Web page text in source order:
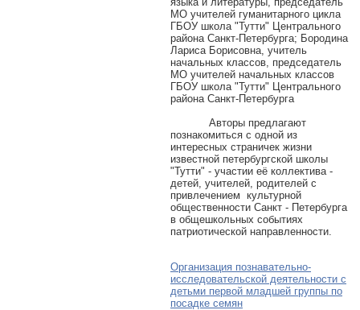
МО учителей гуманитарного цикла
ГБОУ школа "Тутти" Центрального
района Санкт-Петербурга; Бородина
Лариса Борисовна, учитель
начальных классов, председатель
МО учителей начальных классов
ГБОУ школа "Тутти" Центрального
района Санкт-Петербурга
Авторы предлагают
познакомиться с одной из
интересных страничек жизни
известной петербургской школы
"Тутти" - участии её коллектива -
детей, учителей, родителей с
привлечением культурной
общественности Санкт - Петербурга
в общешкольных событиях
патриотической направленности.
Организация познавательно-
исследовательской деятельности с
детьми первой младшей группы по
посадке семян